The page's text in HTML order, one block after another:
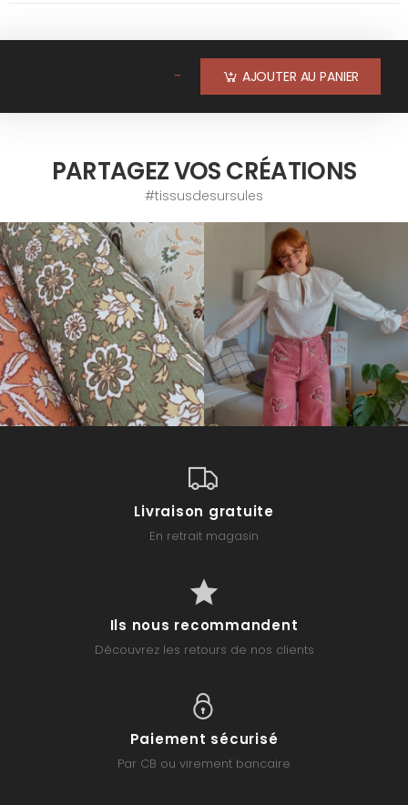
- AJOUTER AU PANIER
PARTAGEZ VOS CRÉATIONS
#tissusdesursules
Livraison gratuite
En retrait magasin
Ils nous recommandent
Découvrez les retours de nos clients
Paiement sécurisé
Par CB ou virement bancaire